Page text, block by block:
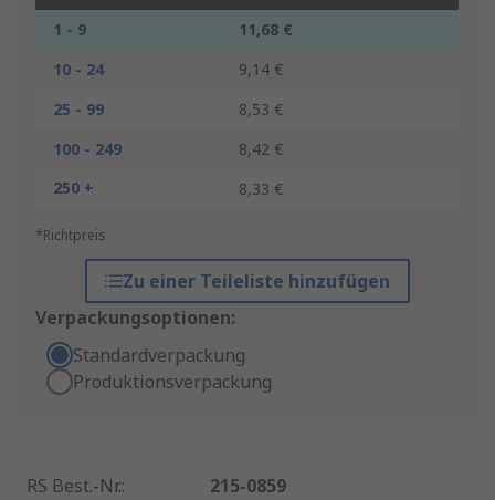
1 - 9
11,68 €
10 - 24
9,14 €
25 - 99
8,53 €
100 - 249
8,42 €
250 +
8,33 €
*Richtpreis
Zu einer Teileliste hinzufügen
Verpackungsoptionen:
Standardverpackung
Produktionsverpackung
RS Best.-Nr.:
215-0859